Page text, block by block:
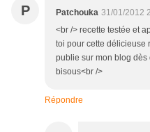
P Patchouka 31/01/2012
<br /> recette testée et
toi pour cette délicieuse
publie sur mon blog dès
bisous<br />
Répondre